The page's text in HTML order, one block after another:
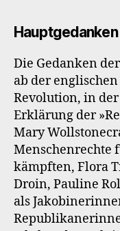
Hauptgedanken
Die Gedanken
ab der
Revolution, in
Erklärung der
Mary
Menschenrechte
kämpften, Flora
Droin, Pauline
als